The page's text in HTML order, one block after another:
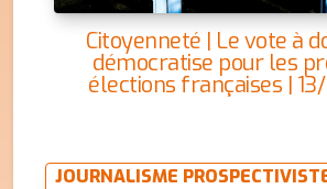
Citoyenneté | Le vote à
démocratise pour les
élections françaises |
JOURNALISME